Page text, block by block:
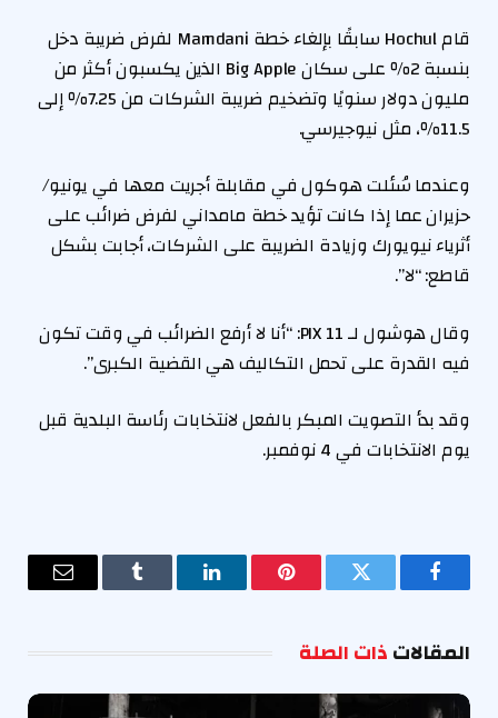
قام Hochul سابقًا بإلغاء خطة Mamdani لفرض ضريبة دخل
بنسبة 2٪ على سكان Big Apple الذين يكسبون أكثر من
مليون دولار سنويًا وتضخيم ضريبة الشركات من 7.25٪ إلى
11.5٪، مثل نيوجيرسي.
وعندما سُئلت هوكول في مقابلة أجريت معها في يونيو/
حزيران عما إذا كانت تؤيد خطة مامداني لفرض ضرائب على
أثرياء نيويورك وزيادة الضريبة على الشركات، أجابت بشكل
قاطع: “لا”.
وقال هوشول لـ PIX 11: “أنا لا أرفع الضرائب في وقت تكون
فيه القدرة على تحمل التكاليف هي القضية الكبرى”.
وقد بدأ التصويت المبكر بالفعل لانتخابات رئاسة البلدية قبل
يوم الانتخابات في 4 نوفمبر.
فيسبوك تويتر بينتيريستلينكدإن Tumblr
البريد
المقالاتذات الصلة